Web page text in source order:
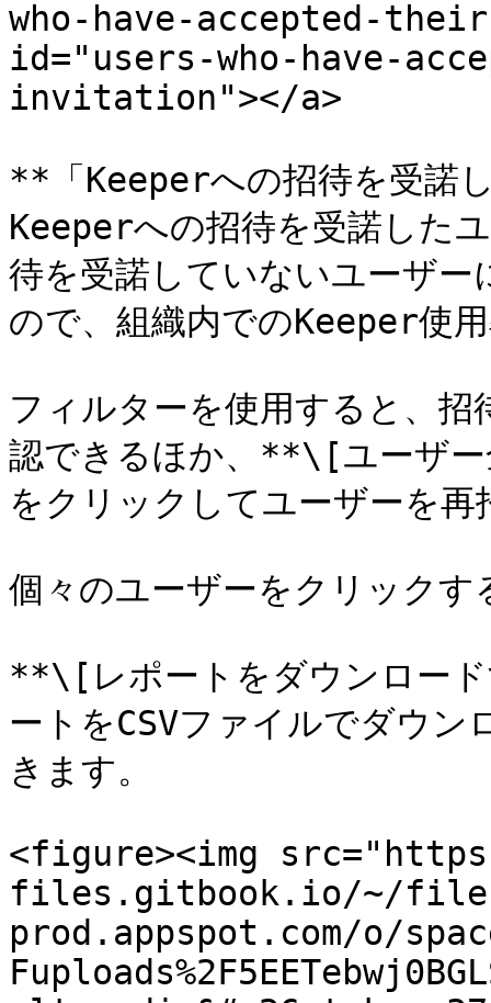
who-have-accepted-
id="users-who-have-
invitation"></a>
**「Keeperへの招待を受諾
Keeperへの招待を受諾した
待を受諾していないユーザ
ので、組織内でのKeeper使
フィルターを使用すると、
認できるほか、**\[ユーザ
をクリックしてユーザーを
個々のユーザーをクリック
**\[レポートをダウンロー
ートをCSVファイルでダウ
きます。
<figure><img
files.gitbook.io/~/
prod.appspot.com/o/